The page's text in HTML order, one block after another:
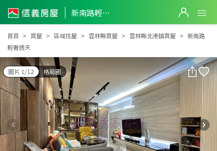
新南路輕奢透天
新南路輕奢透天
首頁 買屋 區域找屋 雲林縣買屋 雲林縣北港鎮買屋
新南路
輕奢透天
圖片 1/12 格局圖